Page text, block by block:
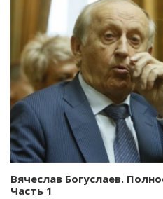
Вячеслав Богуслаев.
Часть 1